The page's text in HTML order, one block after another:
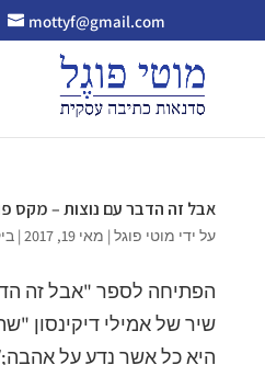
mottyf@gmail.com
אבל זה הדבר עם נוצות – מקס
על ידי מוטי פוגל| מאי 19, 2017 |
הפתיחה לספר "אבל זה
שיר של אמילי דיקינסון
היא כל אשר נדע על